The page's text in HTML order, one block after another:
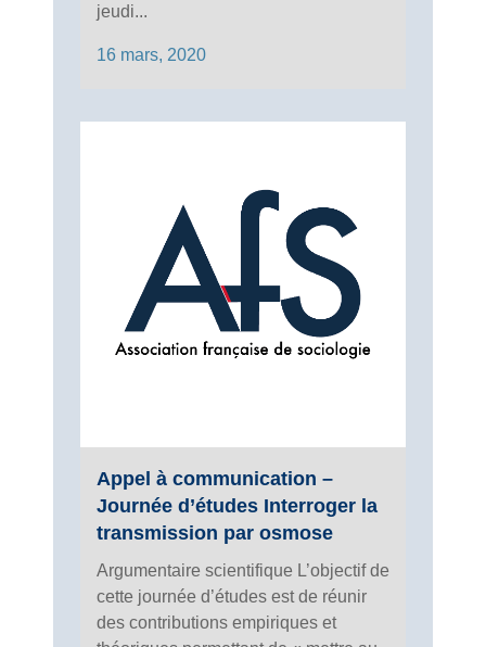
jeudi...
16 mars, 2020
Appel à communication –
Journée d’études Interroger la
transmission par osmose
Argumentaire scientifique L’objectif de
cette journée d’études est de réunir
des contributions empiriques et